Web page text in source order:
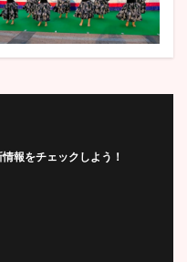
報をチェックしよう！